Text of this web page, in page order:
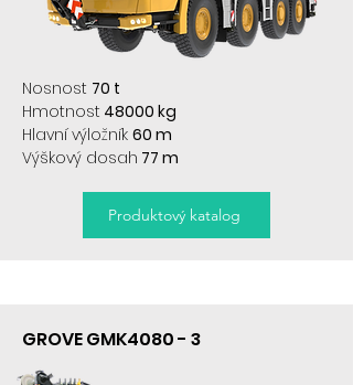
Nosnost 70 t
Hmotnost 48000 kg
Hlavní výložník 60 m
Výškový dosah 77 m
Produktový katalog
GROVE GMK4080 - 3